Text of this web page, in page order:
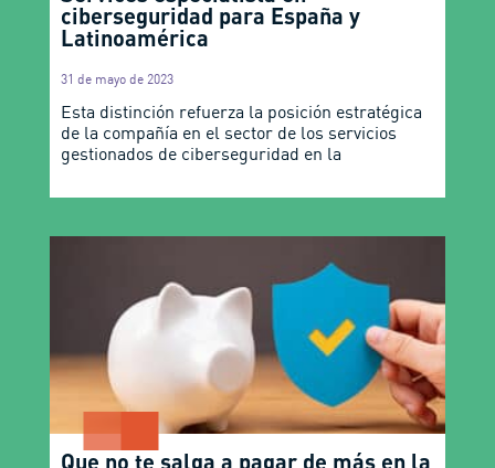
ciberseguridad para España y
Latinoamérica
31 de mayo de 2023
Esta distinción refuerza la posición estratégica
de la compañía en el sector de los servicios
gestionados de ciberseguridad en la
Que no te salga a pagar de más en la